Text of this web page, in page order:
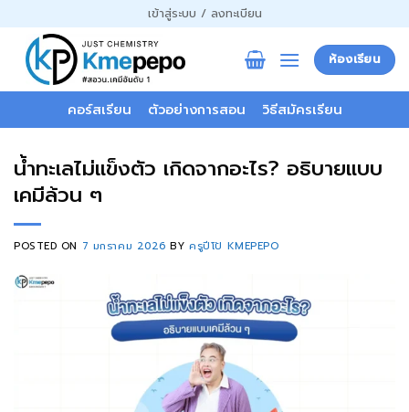
ไป
เนื้อหา
เข้าสู่ระบบ / ลงทะเบียน
ห้องเรียน
คอร์สเรียน ตัวอย่างการสอน วิธีสมัครเรียน
น้ำทะเลไม่แข็งตัว เกิดจากอะไร? อธิบายแบบ
เคมีล้วน ๆ
POSTED ON 7 มกราคม 2026 BYครูปีโป้ KMEPEPO